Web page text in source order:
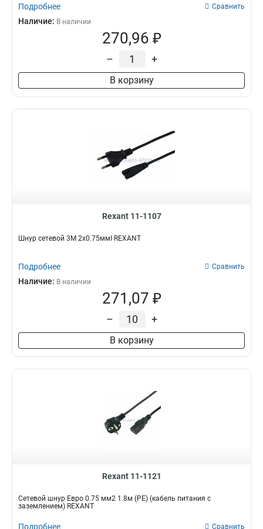
Подробнее Сравнить
Наличие: В наличии
270,96 ₽
– +
В корзину
Rexant 11-1107
Шнур сетевой 3М 2x0.75ммІ REXANT
Подробнее Сравнить
Наличие: В наличии
271,07 ₽
– +
В корзину
Rexant 11-1121
Сетевой шнур Евро 0.75 мм2 1.8м (PE) (кабель питания с
заземлением) REXANT
Подробнее Сравнить